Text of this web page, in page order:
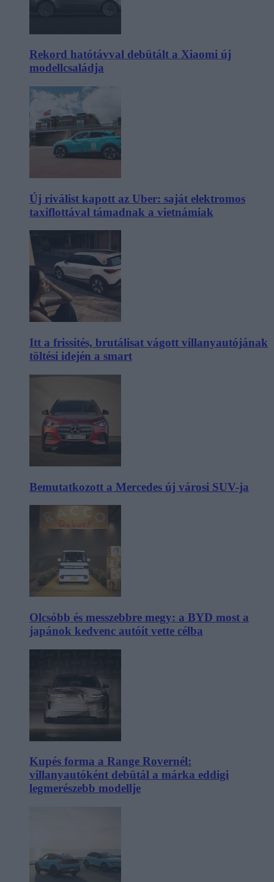
Rekord hatótávval debütált a Xiaomi új
modellcsaládja
Új riválist kapott az Uber: saját elektromos
taxiflottával támadnak a vietnámiak
Itt a frissítés, brutálisat vágott villanyautójának
töltési idején a smart
Bemutatkozott a Mercedes új városi SUV-ja
Olcsóbb és messzebbre megy: a BYD most a
japánok kedvenc autóit vette célba
Kupés forma a Range Rovernél:
villanyautóként debütál a márka eddigi
legmerészebb modellje